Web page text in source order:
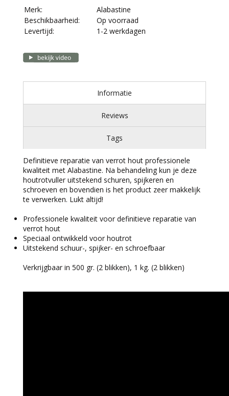
Merk:
Alabastine
Beschikbaarheid:
Op voorraad
Levertijd:
1-2 werkdagen
Informatie
Reviews
Tags
Definitieve reparatie van verrot hout professionele
kwaliteit met Alabastine. Na behandeling kun je deze
houtrotvuller uitstekend schuren, spijkeren en
schroeven en bovendien is het product zeer makkelijk
te verwerken. Lukt altijd!
Professionele kwaliteit voor definitieve reparatie van
verrot hout
Speciaal ontwikkeld voor houtrot
Uitstekend schuur-, spijker- en schroefbaar
Verkrijgbaar in 500 gr. (2 blikken), 1 kg. (2 blikken)